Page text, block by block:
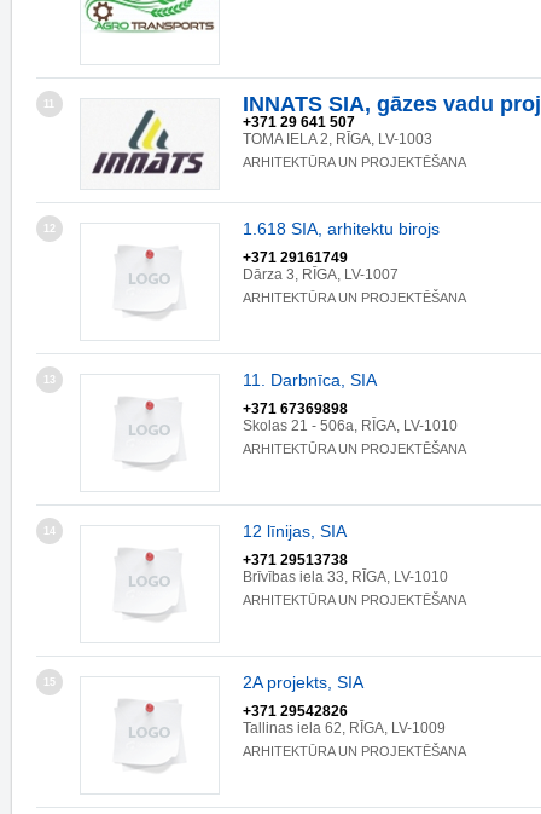
11 INNATS SIA, gāzes vadu
+371 29 641 507
TOMA IELA 2, RĪGA, LV-1003
ARHITEKTŪRA UN PROJEKTĒŠANA
12 1.618 SIA, arhitektu birojs
+371 29161749
Dārza 3, RĪGA, LV-1007
ARHITEKTŪRA UN PROJEKTĒŠANA
13 11. Darbnīca, SIA
+371 67369898
Skolas 21 - 506a, RĪGA, LV-1010
ARHITEKTŪRA UN PROJEKTĒŠANA
14 12 līnijas, SIA
+371 29513738
Brīvības iela 33, RĪGA, LV-1010
ARHITEKTŪRA UN PROJEKTĒŠANA
15 2A projekts, SIA
+371 29542826
Tallinas iela 62, RĪGA, LV-1009
ARHITEKTŪRA UN PROJEKTĒŠANA